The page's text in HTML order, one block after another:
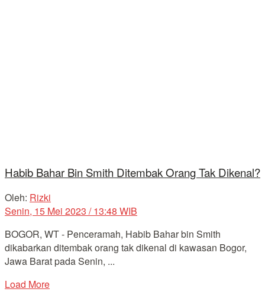
Habib Bahar Bin Smith Ditembak Orang Tak Dikenal?
Oleh: Rizki
Senin, 15 Mei 2023 / 13:48 WIB
BOGOR, WT - Penceramah, Habib Bahar bin Smith
dikabarkan ditembak orang tak dikenal di kawasan Bogor,
Jawa Barat pada Senin, ...
Load More